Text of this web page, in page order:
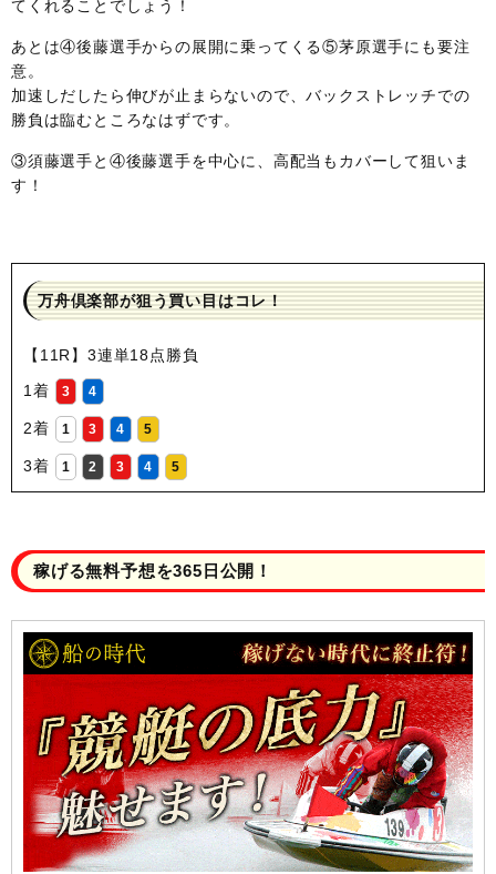
てくれることでしょう！
あとは④後藤選手からの展開に乗ってくる⑤茅原選手にも要注
意。
加速しだしたら伸びが止まらないので、バックストレッチでの
勝負は臨むところなはずです。
③須藤選手と④後藤選手を中心に、高配当もカバーして狙いま
す！
万舟倶楽部が狙う買い目はコレ！
【11R】3連単18点勝負
1着
3 4
2着 1 3 4 5
3着 1 2 3 4 5
稼げる無料予想を365日公開！